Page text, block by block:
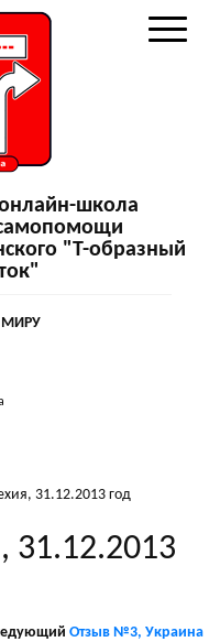
школа
"Т-образный
МИРУ
31.12.2013 год
31.12.2013
Отзыв №3, Украина